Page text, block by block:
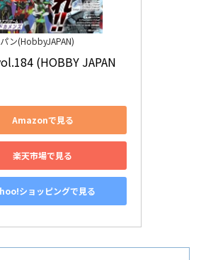
ン(HobbyJAPAN)
(HOBBY JAPAN
Amazonで見る
楽天市場で見る
ショッピングで見る